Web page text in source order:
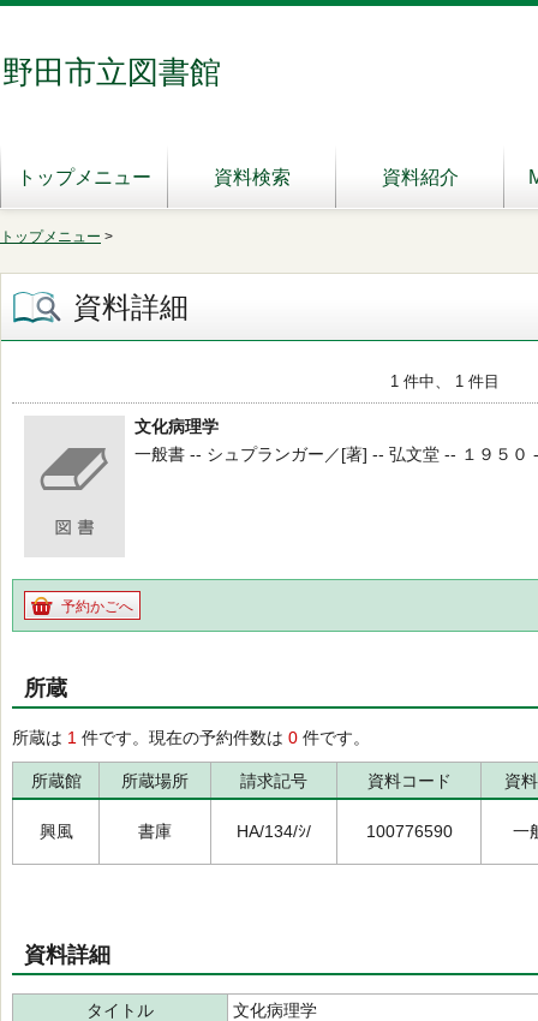
野田市立図書館
トップメニュー 資料検索 資料紹介
トップメニュー >
資料詳細
1 件中、 1 件目
文化病理学
一般書 -- シュプランガー／[著] -- 弘文堂 -- １９５０
予約かごへ
所蔵
所蔵は 1 件です。現在の予約件数は 0 件です。
所蔵館 所蔵場所 請求記号 資料コード 資
興風 書庫 HA/134/ｼ/ 100776590 一
資料詳細
タイトル
文化病理学